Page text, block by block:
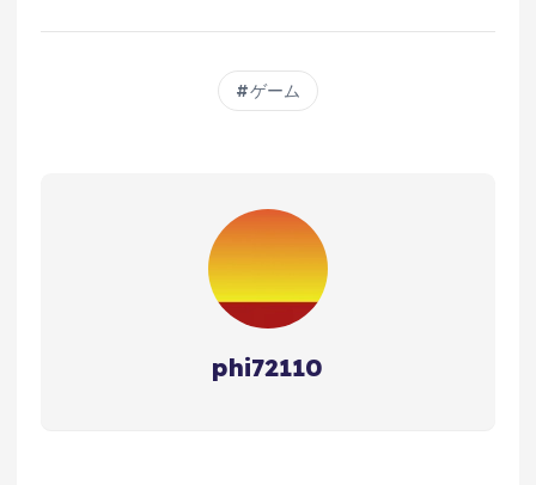
ゲーム
phi72110